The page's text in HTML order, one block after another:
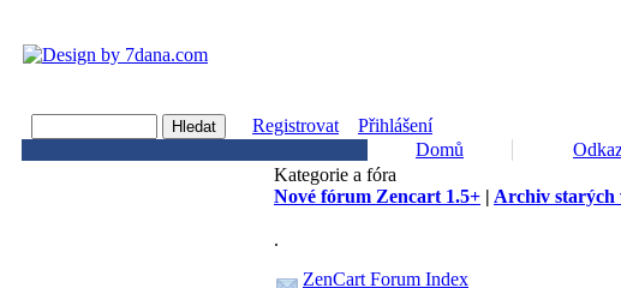
Registrovat
Přihlášení
Domů
Kategorie a fóra
Nové fórum Zencart 1.5+ | Archiv starých
.
ZenCart Forum Index